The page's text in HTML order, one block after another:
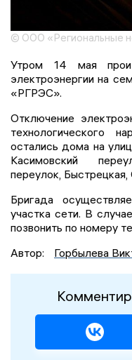
© ООО «Региональные
Утром 14 мая
электроэнергии на
«РГРЭС».
Отключение
технологического
остались дома на
Касимовский
переулок,
Бригада
участка сети. В
позвонить по номеру
Автор:
Горбылева